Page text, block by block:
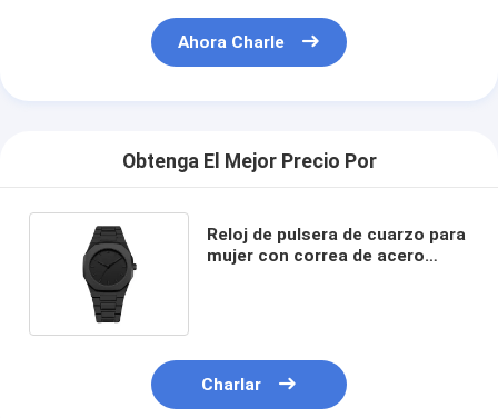
Ahora Charle
Obtenga El Mejor Precio Por
Reloj de pulsera de cuarzo para
mujer con correa de acero
Charlar